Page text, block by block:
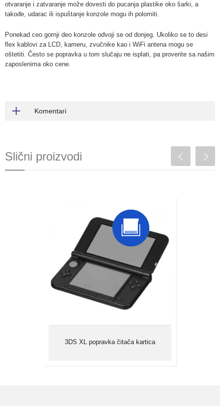
otvaranje i zatvaranje može dovesti do pucanja plastike oko šarki, a
takođe, udarac ili ispuštanje konzole mogu ih polomiti.
Ponekad ceo gornji deo konzole odvoji se od donjeg. Ukoliko se to desi
flex kablovi za LCD, kameru, zvučnike kao i WiFi antena mogu se
oštetiti. Često se popravka u tom slučaju ne isplati, pa proverite sa našim
zaposlenima oko cene.
Komentari
Slični proizvodi
3DS XL popravka čitača kartica
3DS XL popravka čitača
kartica
Najčešći razlog su oštećenja koja nastaju
slučajno. Ubacivanje igrica na pogrešnu
stranu može saviti unutrašnje iglice čitača
i tako ga oštetiti...